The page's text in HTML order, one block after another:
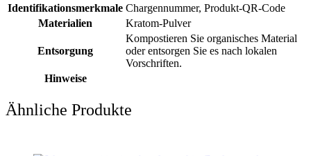
Identifikationsmerkmale Chargennummer, Produkt-QR-Code
Materialien
Kratom-Pulver
Entsorgung
Kompostieren Sie organisches Material
oder entsorgen Sie es nach lokalen
Vorschriften.
Hinweise
Ähnliche Produkte